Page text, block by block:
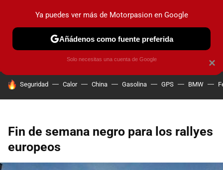
PRUEBAS COCHES ELÉCTRICOS OBSERVATORIO
HOY SE HABLA DE
Seguridad Calor China Gasolina GPS BMW
Fin de semana negro para los rallyes
europeos
×
Ya puedes ver más de Motorpasion en Google
Añádenos como fuente preferida
Solo necesitas una cuenta de Google